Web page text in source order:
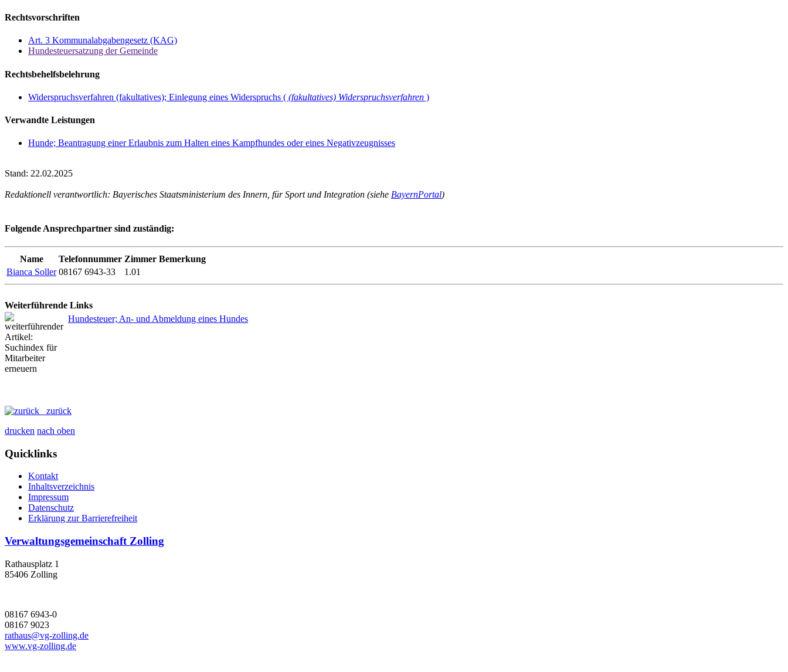
Rechtsvorschriften
Art. 3 Kommunalabgabengesetz (KAG)
Hundesteuersatzung der Gemeinde
Rechtsbehelfsbelehrung
Widerspruchsverfahren (fakultatives); Einlegung eines Widerspruchs ( (fakultatives) Widerspruchsverfahren )
Verwandte Leistungen
Hunde; Beantragung einer Erlaubnis zum Halten eines Kampfhundes oder eines Negativzeugnisses
Stand: 22.02.2025
Redaktionell verantwortlich: Bayerisches Staatsministerium des Innern, für Sport und Integration (siehe BayernPortal)
Folgende Ansprechpartner sind zuständig:
Name Telefonnummer Zimmer Bemerkung
Bianca Soller 08167 6943-33 1.01
Weiterführende Links
Hundesteuer; An- und Abmeldung eines Hundes
zurück
drucken nach oben
Quicklinks
Kontakt
Inhaltsverzeichnis
Impressum
Datenschutz
Erklärung zur Barrierefreiheit
Verwaltungsgemeinschaft Zolling
Rathausplatz 1
85406 Zolling
08167 6943-0
08167 9023
rathaus@vg-zolling.de
www.vg-zolling.de